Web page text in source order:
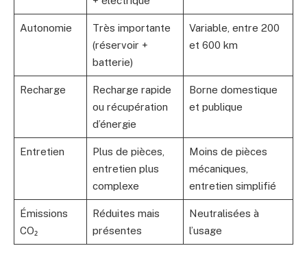
Autonomie
Très importante
(réservoir +
batterie)
Variable, entre 200
et 600 km
Recharge
Recharge rapide
ou récupération
d’énergie
Borne domestique
et publique
Entretien
Plus de pièces,
entretien plus
complexe
Moins de pièces
mécaniques,
entretien simplifié
Émissions
CO₂
Réduites mais
présentes
Neutralisées à
l’usage